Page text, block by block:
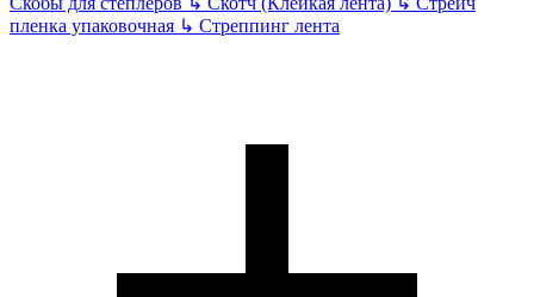
пленка упаковочная ↳ Стреппинг лента